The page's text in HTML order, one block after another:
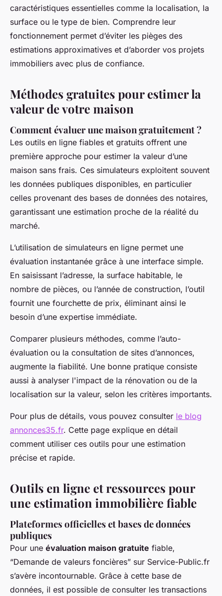
Esteban•7 octobre 2025•4 min de lecture
caractéristiques essentielles comme la localisation, la
surface ou le type de bien. Comprendre leur
fonctionnement permet d’éviter les pièges des
estimations approximatives et d’aborder vos projets
immobiliers avec plus de confiance.
Méthodes gratuites pour estimer la
valeur de votre maison
Comment évaluer une maison gratuitement ?
Les outils en ligne fiables et gratuits offrent une
première approche pour estimer la valeur d’une
maison sans frais. Ces simulateurs exploitent souvent
les données publiques disponibles, en particulier
celles provenant des bases de données des notaires,
garantissant une estimation proche de la réalité du
marché.
L’utilisation de simulateurs en ligne permet une
évaluation instantanée grâce à une interface simple.
En saisissant l’adresse, la surface habitable, le
nombre de pièces, ou l’année de construction, l’outil
fournit une fourchette de prix, éliminant ainsi le
besoin d’une expertise immédiate.
Comparer plusieurs méthodes, comme l’auto-
évaluation ou la consultation de sites d’annonces,
augmente la fiabilité. Une bonne pratique consiste
aussi à analyser l'impact de la rénovation ou de la
localisation sur la valeur, selon les critères importants.
Pour plus de détails, vous pouvez consulter le blog
annonces35.fr. Cette page explique en détail
comment utiliser ces outils pour une estimation
précise et rapide.
Outils en ligne et ressources pour
une estimation immobilière fiable
Plateformes officielles et bases de données
publiques
Pour une évaluation maison gratuite fiable,
“Demande de valeurs foncières” sur Service-Public.fr
s’avère incontournable. Grâce à cette base de
données, il est possible de consulter les transactions